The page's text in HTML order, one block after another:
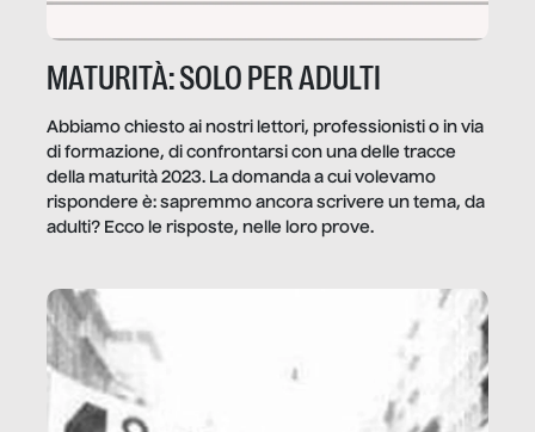
MATURITÀ: SOLO PER ADULTI
Abbiamo chiesto ai nostri lettori, professionisti o in via
di formazione, di confrontarsi con una delle tracce
della maturità 2023. La domanda a cui volevamo
rispondere è: sapremmo ancora scrivere un tema, da
adulti? Ecco le risposte, nelle loro prove.